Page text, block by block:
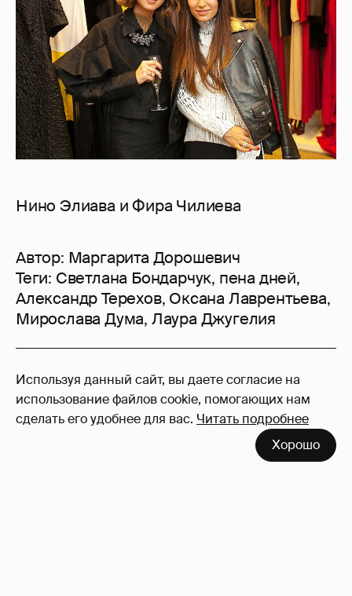
Используя данный сайт, вы даете согласие на
использование файлов cookie, помогающих нам
сделать его удобнее для вас. Читать подробнее
Хорошо
Нино Элиава и Фира Чилиева
Автор: Маргарита Дорошевич
Теги: Светлана Бондарчук, пена дней,
Александр Терехов, Оксана Лаврентьева,
Мирослава Дума, Лаура Джугелия
95
Войдите в аккаунт, чтобы читать и
оставлять комментарии